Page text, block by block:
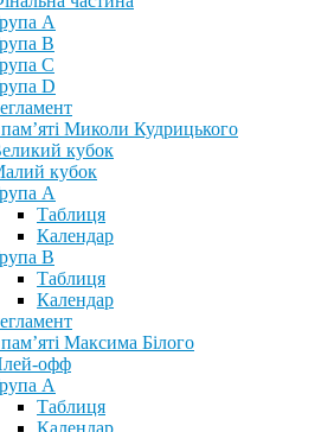
А
В
С
D
Миколи Кудрицького
кубок
кубок
А
Таблиця
Календар
В
Таблиця
Календар
Максима Білого
офф
А
Таблиця
Календар